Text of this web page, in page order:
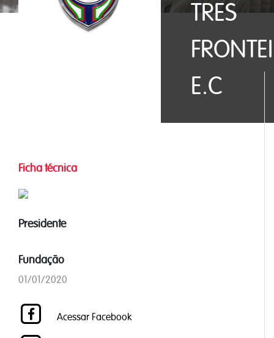
TRES
E.C
Ficha técnica
Presidente
Fundação
01/01/2020
Acessar Facebook